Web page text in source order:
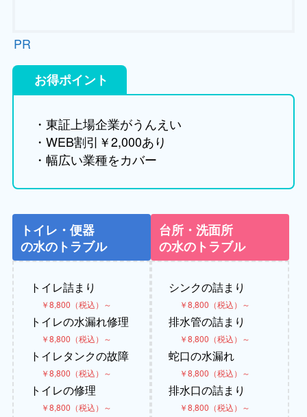
PR
お得ポイント
・東証上場企業がうんえい
・WEB割引￥2,000あり
・幅広い業種をカバー
トイレ・便器
の水のトラブル
トイレ詰まり
￥8,800（税込）～
トイレの水漏れ修理
￥8,800（税込）～
トイレタンクの故障
￥8,800（税込）～
トイレの修理
￥8,800（税込）～
台所・洗面所
の水のトラブル
シンクの詰まり
￥8,800（税込）～
排水管の詰まり
￥8,800（税込）～
蛇口の水漏れ
￥8,800（税込）～
排水口の詰まり
￥8,800（税込）～